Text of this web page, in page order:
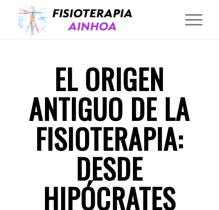
EL ORIGEN
ANTIGUO DE LA
FISIOTERAPIA:
DESDE
HIPÓCRATES